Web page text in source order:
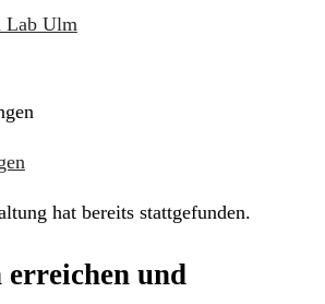
hat bereits stattgefunden.
und